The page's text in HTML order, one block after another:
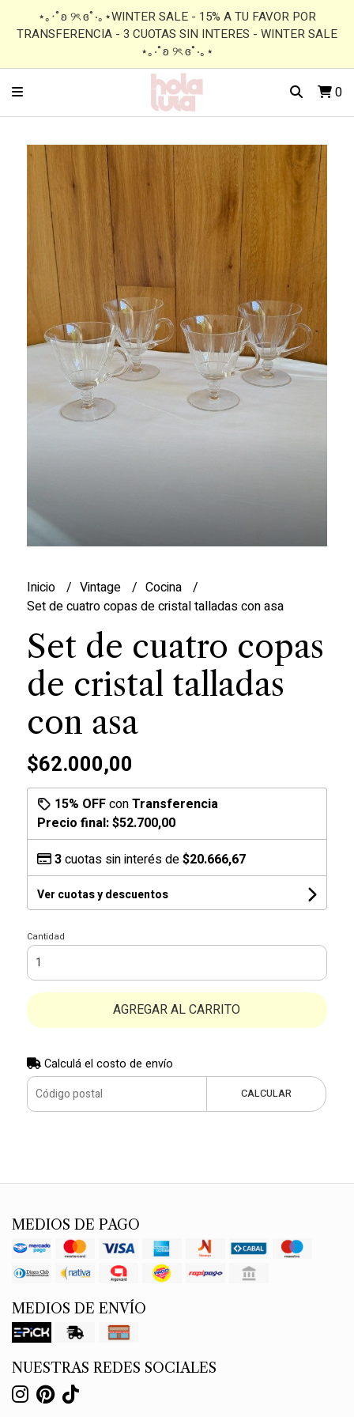
⋆｡‧˚ʚ ୨ৎ ɞ˚‧｡⋆WINTER SALE - 15% A TU FAVOR POR
TRANSFERENCIA - 3 CUOTAS SIN INTERES - WINTER SALE
⋆｡‧˚ʚ ୨ৎ ɞ˚‧｡⋆
0
Inicio Vintage
Cocina
Set de cuatro copas de cristal talladas con asa
Set de cuatro copas
de cristal talladas
con asa
$62.000,00
15% OFFconTransferencia
Precio final:$52.700,00
3cuotas sin interés de$20.666,67
Ver cuotas y descuentos
Cantidad
AGREGAR AL CARRITO
Calculá el costo de envío
CALCULAR
MEDIOS DE PAGO
MEDIOS DE ENVÍO
NUESTRAS REDES SOCIALES